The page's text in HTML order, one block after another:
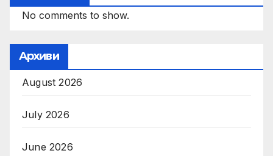
No comments to show.
Архиви
August 2026
July 2026
June 2026